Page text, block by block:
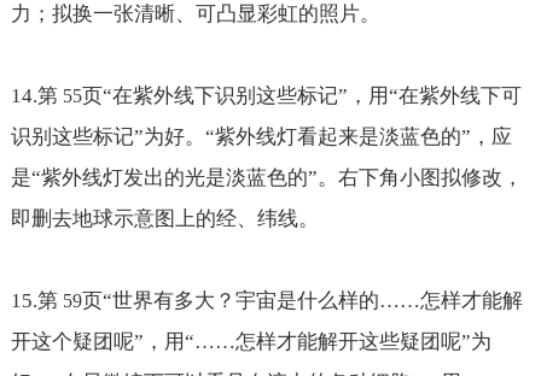
力；拟换一张清晰、可凸显彩虹的照片。
14.第55页“在紫外线下识别这些标记”，用“在紫外线下可
识别这些标记”为好。“紫外线灯看起来是淡蓝色的”，应
是“紫外线灯发出的光是淡蓝色的”。右下角小图拟修改，
即删去地球示意图上的经、纬线。
15.第59页“世界有多大？宇宙是什么样的……怎样才能解
开这个疑团呢”，用“……怎样才能解开这些疑团呢”为